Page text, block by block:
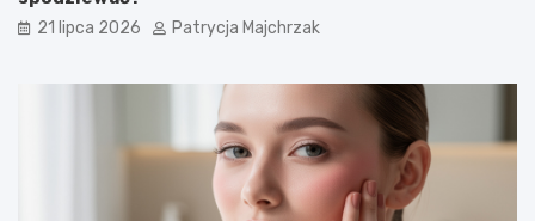
21 lipca 2026 Patrycja Majchrzak